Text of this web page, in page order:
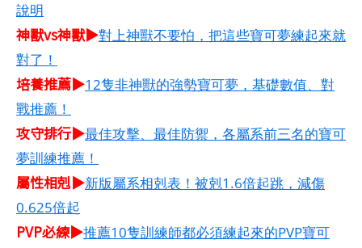
說明
神獸vs神獸▶對上神獸不要怕，把這些寶可夢練起來就
對了！
培養推薦▶12隻非神獸的強勢寶可夢，基礎數值、對
戰推薦！
攻守排行▶最佳攻擊、最佳防禦，各屬系前三名的寶可
夢訓練推薦！
屬性相剋▶新版屬系相剋表！被剋1.6倍起跳，減傷
0.625倍起
PVP必練▶推薦10隻訓練師都必須練起來的PVP寶可